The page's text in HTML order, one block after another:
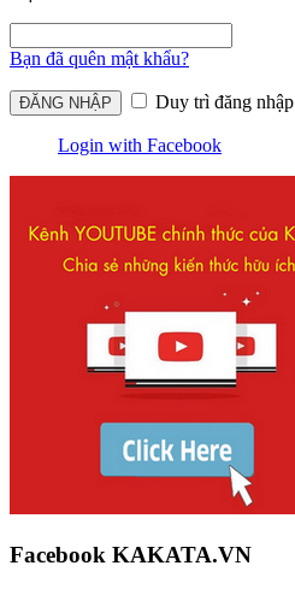
Bạn đã quên mật khẩu?
Duy trì đăng nhập
Login with Facebook
Facebook KAKATA.VN